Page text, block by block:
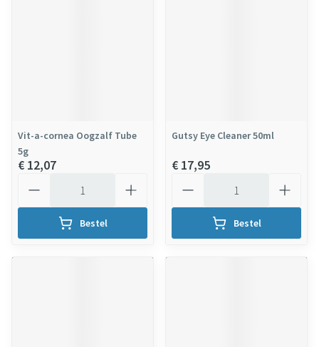
Vit-a-cornea Oogzalf Tube
5g
€ 12,07
Bestel
Gutsy Eye Cleaner 50ml
€ 17,95
Bestel